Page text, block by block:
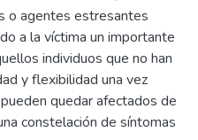
o agentes estresantes
a la víctima un importante
individuos que no han
y flexibilidad una vez
quedar afectados de
constelación de síntomas